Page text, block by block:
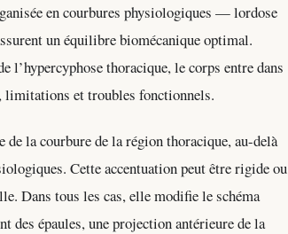
en courbures physiologiques — lordose
un équilibre biomécanique optimal.
l’hypercyphose thoracique, le corps entre dans
limitations et troubles fonctionnels.
de la courbure de la région thoracique, au-delà
Cette accentuation peut être rigide ou
Dans tous les cas, elle modifie le schéma
des épaules, une projection antérieure de la